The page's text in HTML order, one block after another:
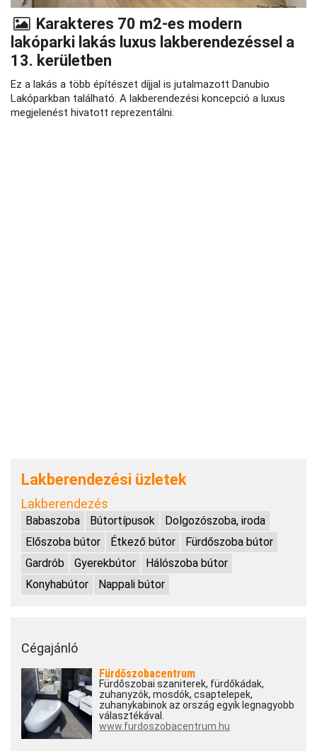
Karakteres 70 m2-es modern
lakóparki lakás luxus lakberendezéssel a
13. kerületben
Ez a lakás a több építészet díjjal is jutalmazott Danubio
Lakóparkban található. A lakberendezési koncepció a luxus
megjelenést hivatott reprezentálni.
Lakberendezési üzletek
Lakberendezés
Babaszoba Bútortípusok
Dolgozószoba, iroda
Előszoba bútor
Étkező bútor
Fürdőszoba bútor
Gardrób
Gyerekbútor
Hálószoba bútor
Konyhabútor
Nappali bútor
Cégajánló
Fürdőszobacentrum
Fürdőszobai szaniterek, fürdőkádak,
zuhanyzók, mosdók, csaptelepek,
zuhanykabinok az ország egyik legnagyobb
választékával.
www.furdoszobacentrum.hu